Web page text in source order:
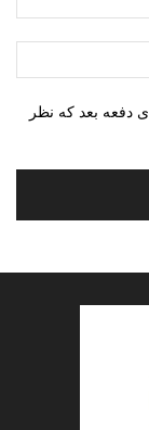
دفعه بعد که نظر